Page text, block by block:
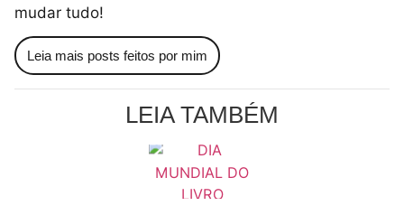
mudar tudo!
Leia mais posts feitos por mim
LEIA TAMBÉM